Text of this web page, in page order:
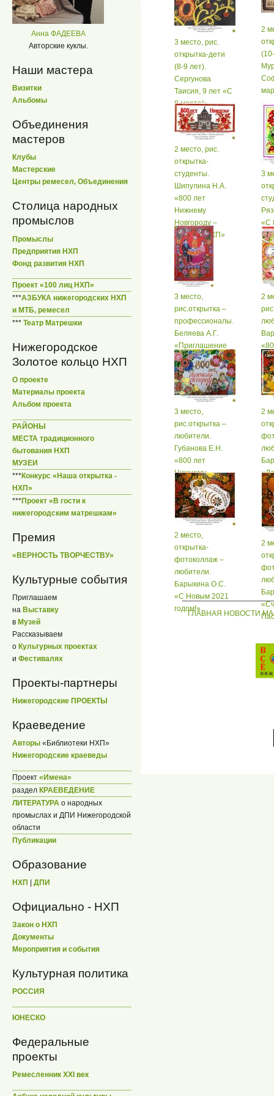
Анна ФАДЕЕВА
Авторские куклы.
Наши мастера
Визитки
Альбомы
Объединения
мастеров
Клубы
Мастерские
Центры ремесел, Объединения
Столица народных
промыслов
Промыслы
Предприятия НХП
Фонд развития НХП
Проект «100 лиц НХП»
***АЗБУКА нижегородских НХП
и МТБ, ремесел
*** Театр Матрешки
Нижегородское
Золотое кольцо НХП
О проекте
Материалы проекта
Альбом проекта
РАЙОНЫ
МЕСТА традиционного
бытования НХП
МУЗЕИ
***Конкурс «Наша открытка -
НХП»
***Проект «В гости к
нижегородским матрешкам»
Премия
«ВЕРНОСТЬ ТВОРЧЕСТВУ»
Культурные события
Приглашаем
на Выставку
в Музей
Рассказываем
о Культурных проектах
и Фестивалях
Проекты-партнеры
Нижегородские ПРОЕКТЫ
Краеведение
Авторы «Библиотеки НХП»
Нижегородские краеведы
Проект «Имена»
раздел КРАЕВЕДЕНИЕ
ЛИТЕРАТУРА о народных
промыслах и ДПИ Нижегородской
области
Публикации
Образование
НХП ДПИ
Официально - НХП
Закон о НХП
Документы
Мероприятия и события
Культурная политика
РОССИЯ
ЮНЕСКО
Федеральные
проекты
Ремесленник XXI век
3 место, рис.
открытка-дети
(8-9 лет).
Сергунова
Таисия, 9 лет «С
8 марта!»
2
2 место, рис.
открытка-
студенты.
Шипулина Н.А.
«800 лет
Нижнему
Новгороду –
столице НХП»
3
«C
3 место,
рис.открытка –
профессионалы.
Беляева А.Г.
«Приглашение
на чай»
2
3 место,
рис.открытка –
любители.
Губанова Е.Н.
«800 лет
Нижнему
Новгороду –
столице НХП»
2
2 место,
открытка-
фотоколлаж –
любители.
Барыкина О.С.
«С Новым 2021
годом!»
2
ГЛАВНАЯ НОВОСТИ